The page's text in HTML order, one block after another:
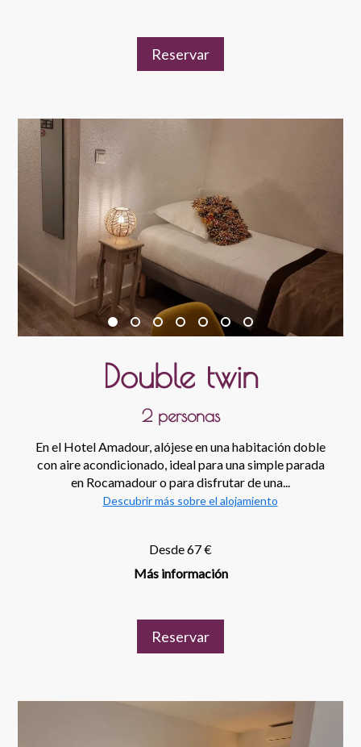
Reservar
Double twin
2 personas
En el Hotel Amadour, alójese en una habitación doble
con aire acondicionado, ideal para una simple parada
en Rocamadour o para disfrutar de una...
Descubrir más sobre el alojamiento
Desde 67 €
Más información
Reservar